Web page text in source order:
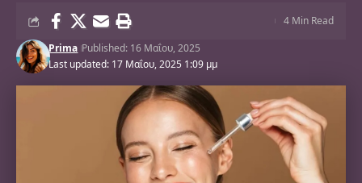
Last updated: 17 Μαΐου, 2025 1:09 μμ
Prima Published: 16 Μαΐου, 2025
4 Min Read